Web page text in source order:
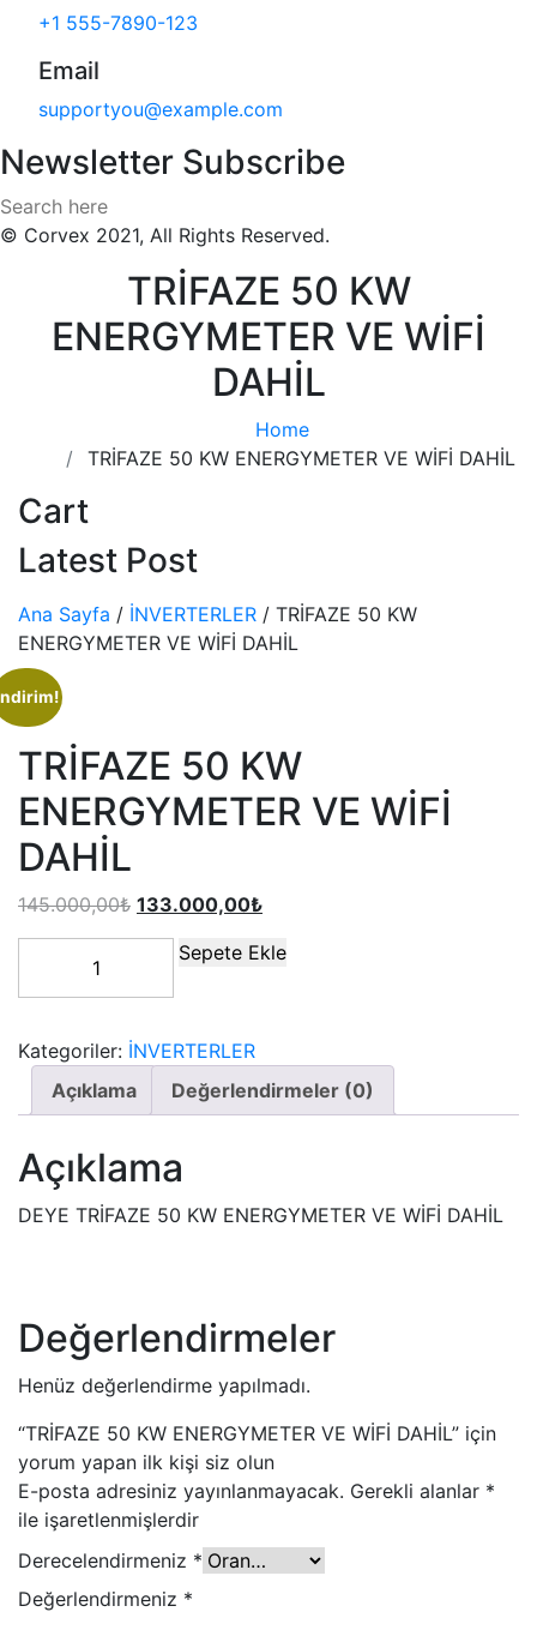
+1 555-7890-123
Email
supportyou@example.com
Newsletter Subscribe
© Corvex 2021, All Rights Reserved.
TRİFAZE 50 KW
ENERGYMETER VE WİFİ
DAHİL
Home
TRİFAZE 50 KW ENERGYMETER VE WİFİ DAHİL
Cart
Latest Post
Ana Sayfa / İNVERTERLER / TRİFAZE 50 KW
ENERGYMETER VE WİFİ DAHİL
TRİFAZE 50 KW
ENERGYMETER VE WİFİ
DAHİL
145.000,00₺ 133.000,00₺
Sepete Ekle
Kategoriler: İNVERTERLER
Açıklama
Değerlendirmeler (0)
Açıklama
DEYE TRİFAZE 50 KW ENERGYMETER VE WİFİ DAHİL
Değerlendirmeler
Henüz değerlendirme yapılmadı.
“TRİFAZE 50 KW ENERGYMETER VE WİFİ DAHİL” için
yorum yapan ilk kişi siz olun
E-posta adresiniz yayınlanmayacak. Gerekli alanlar *
ile işaretlenmişlerdir
Derecelendirmeniz *
Değerlendirmeniz *